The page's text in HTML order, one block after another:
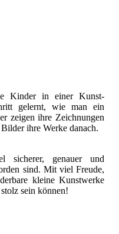
Kinder in einer Kunst-
gelernt, wie man ein
zeigen ihre Zeichnungen
ihre Werke danach.
sicherer, genauer und
sind. Mit viel Freude,
kleine Kunstwerke
sein können!